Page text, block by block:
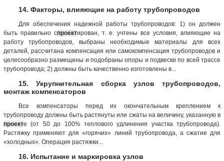
14. Факторы, влияющие на работу трубопроводов
Для обеспечения надежной работы трубопроводов: 1) он должен
быть правильно спроектирован, т. е. учтены все условия, влияющие на
работу трубопроводов, выбраны необходимые материалы для всех
деталей, рассчитана компенсация или самокомпенсация трубопроводов и
целесообразно размещены и подобраны опоры и подвески по всей трассе
трубопровода; 2) должны быть качественно изготовлены в...
15. Укрупнительная сборка узлов трубопроводов,
монтаж компенсаторов
Все компенсаторы перед их окончательным креплением к
трубопроводу должны быть растянуты или сжаты на величину, указанную в
проекте (от 50 до 100% теплового удлинения участка трубопровода).
Растяжку применяют для «горячих» линий трубопровода, а сжатие для
«холодных». Операция растяжки...
16. Испытание и маркировка узлов